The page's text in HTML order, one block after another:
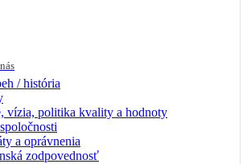
/ história
vízia, politika kvality a hodnoty
a oprávnenia
zodpovednosť